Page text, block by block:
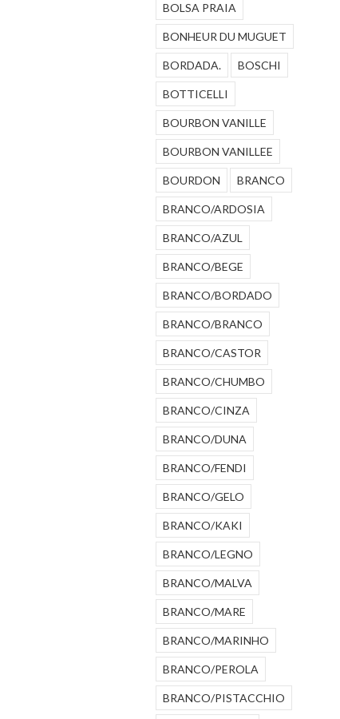
BOLSA PRAIA
BONHEUR DU MUGUET
BORDADA. BOSCHI
BOTTICELLI
BOURBON VANILLE
BOURBON VANILLEE
BOURDON BRANCO
BRANCO/ARDOSIA
BRANCO/AZUL
BRANCO/BEGE
BRANCO/BORDADO
BRANCO/BRANCO
BRANCO/CASTOR
BRANCO/CHUMBO
BRANCO/CINZA
BRANCO/DUNA
BRANCO/FENDI
BRANCO/GELO
BRANCO/KAKI
BRANCO/LEGNO
BRANCO/MALVA
BRANCO/MARE
BRANCO/MARINHO
BRANCO/PEROLA
BRANCO/PISTACCHIO